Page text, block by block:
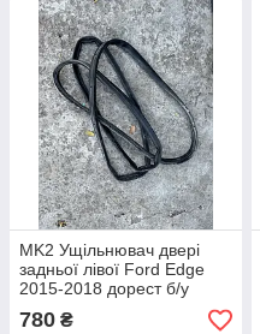
MK2 Ущільнювач двері
задньої лівої Ford Edge
2015-2018 дорест б/у
оригінал
780 ₴